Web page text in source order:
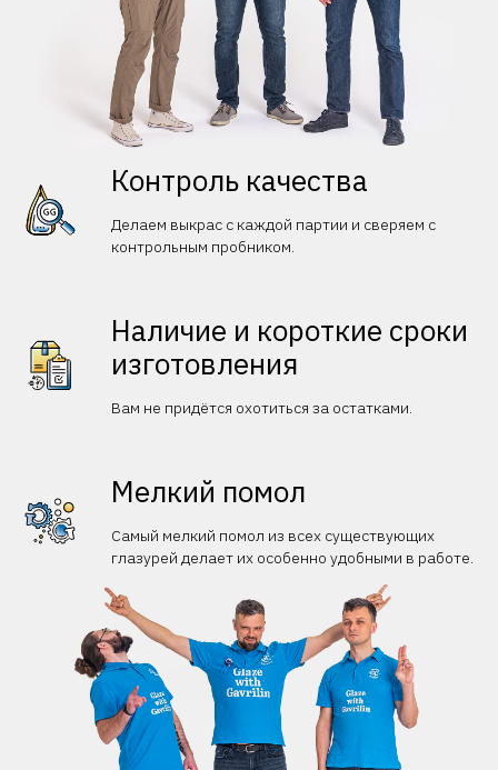
Контроль качества
Делаем выкрас с каждой партии и сверяем с
контрольным пробником.
Наличие и короткие сроки
изготовления
Вам не придётся охотиться за остатками.
Мелкий помол
Самый мелкий помол из всех существующих
глазурей делает их особенно удобными в работе.